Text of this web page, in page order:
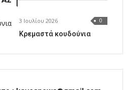
3 Ιουλίου 2026 0
Κρεμαστά κουδούνια